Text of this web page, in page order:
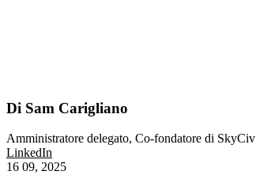
Di Sam Carigliano
Amministratore delegato, Co-fondatore di SkyCiv
LinkedIn
16 09, 2025